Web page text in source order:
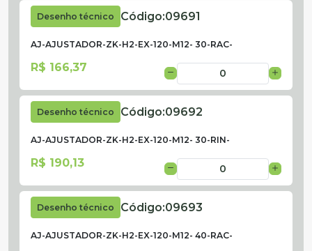
Desenho técnico Código:09691
AJ-AJUSTADOR-ZK-H2-EX-120-M12- 30-RAC-
R$ 166,37
Desenho técnico Código:09692
AJ-AJUSTADOR-ZK-H2-EX-120-M12- 30-RIN-
R$ 190,13
Desenho técnico Código:09693
AJ-AJUSTADOR-ZK-H2-EX-120-M12- 40-RAC-